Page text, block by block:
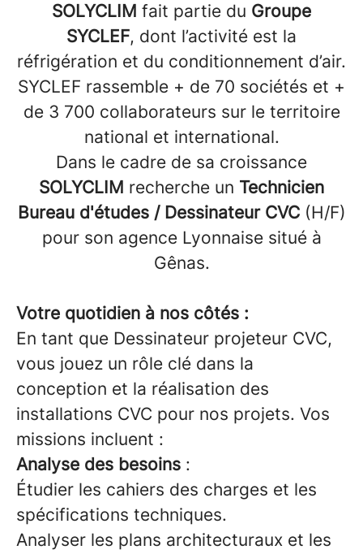
SOLYCLIM fait partie du Groupe
SYCLEF, dont l’activité est la
réfrigération et du conditionnement d’air.
SYCLEF rassemble + de 70 sociétés et +
de 3 700 collaborateurs sur le territoire
national et international.
Dans le cadre de sa croissance
SOLYCLIM recherche un Technicien
Bureau d'études / Dessinateur CVC(H/F)
pour son agence Lyonnaise situé à
Gênas.
Votre quotidien à nos côtés :
En tant que Dessinateur projeteur CVC,
vous jouez un rôle clé dans la
conception et la réalisation des
installations CVC pour nos projets. Vos
missions incluent :
Analyse des besoins :
Étudier les cahiers des charges et les
spécifications techniques.
Analyser les plans architecturaux et les